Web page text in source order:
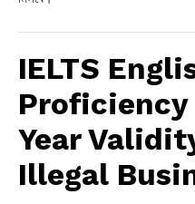
IELTS
Year
Illegal